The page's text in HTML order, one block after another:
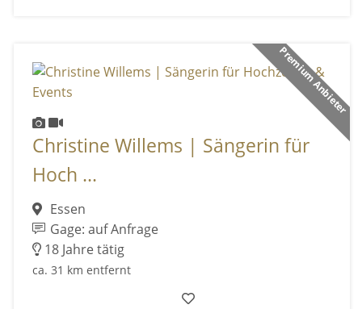
Premium Anbieter
Christine Willems | Sängerin für
Hoch ...
Essen
Gage: auf Anfrage
18 Jahre tätig
ca. 31 km entfernt